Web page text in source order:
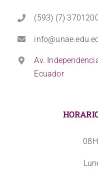
(593) (7)
Av.
Ecuador